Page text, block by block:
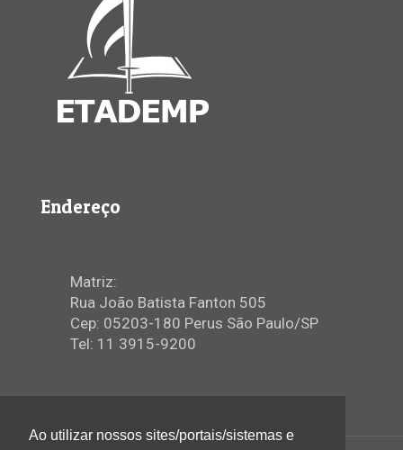
Endereço
Matriz:
Rua João Batista Fanton 505
Cep: 05203-180 Perus São Paulo/SP
Tel: 11 3915-9200
Ao utilizar nossos sites/portais/sistemas e